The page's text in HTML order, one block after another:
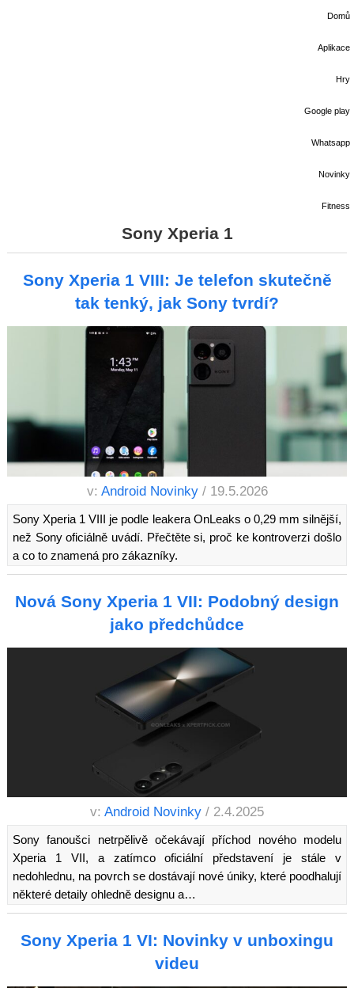
Domů
Aplikace
Hry
Google play
Whatsapp
Novinky
Fitness
Sony Xperia 1
Sony Xperia 1 VIII: Je telefon skutečně
tak tenký, jak Sony tvrdí?
v: Android Novinky / 19.5.2026
Sony Xperia 1 VIII je podle leakera OnLeaks o 0,29 mm silnější,
než Sony oficiálně uvádí. Přečtěte si, proč ke kontroverzi došlo
a co to znamená pro zákazníky.
Nová Sony Xperia 1 VII: Podobný design
jako předchůdce
v: Android Novinky / 2.4.2025
Sony fanoušci netrpělivě očekávají příchod nového modelu
Xperia 1 VII, a zatímco oficiální představení je stále v
nedohlednu, na povrch se dostávají nové úniky, které poodhalují
některé detaily ohledně designu a…
Sony Xperia 1 VI: Novinky v unboxingu
videu